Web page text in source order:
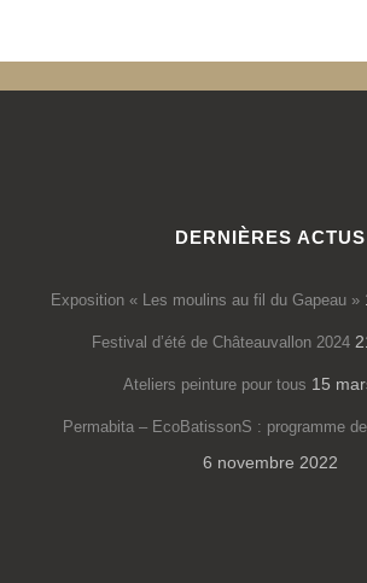
DERNIÈRES ACTUS
Exposition « Les moulins au fil du Gapeau »
Festival d’été de Châteauvallon 2024
Ateliers peinture pour tous 15
Permabita – EcoBatissonS : programme
6 novembre 2022